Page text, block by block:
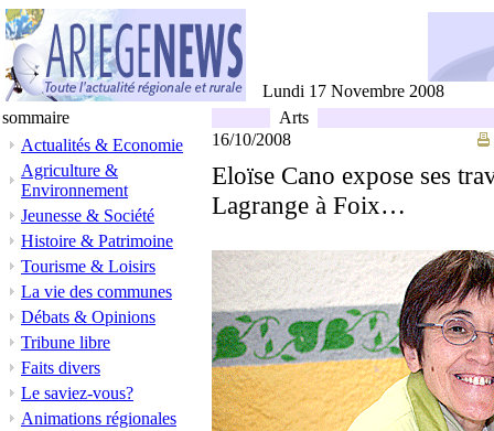
Lundi 17 Novembre 2008
sommaire
Actualités & Economie
Agriculture &
Environnement
Jeunesse & Société
Histoire & Patrimoine
Tourisme & Loisirs
La vie des communes
Débats & Opinions
Tribune libre
Faits divers
Le saviez-vous?
Animations régionales
Arts
16/10/2008
Eloïse Cano expose ses
Lagrange à Foix…